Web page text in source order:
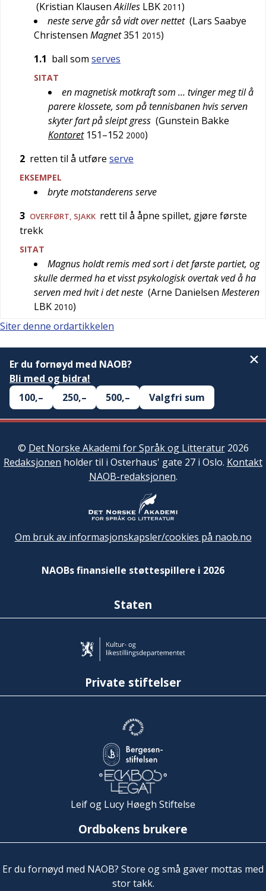
(Kristian Klausen Akilles LBK 2011)
neste serve går så vidt over nettet (Lars Saabye
Christensen Magnet351 2015)
1.1 ball som serves
SITAT
en magnetisk motkraft som … tvinger meg til å
parere klossete, som på tennisbanen hvis serven
skyter fart på sleipt gress (Gunstein Bakke
Kontoret 151–152 2000)
2 retten til å utføre serve
EKSEMPEL
bryte motstanderens serve
3 OVERFØRT, SJAKK rett til å åpne spillet, gjøre første
trekk
SITAT
Magnus holdt remis med sort i det første partiet, og
skulle dermed ha et visst psykologisk overtak ved å ha
serven med hvit i det neste (Arne Danielsen Mesteren
LBK 2010)
Siter denne ordartikkelen
Er du fornøyd med NAOB?
Bli med og bidra!
100,–
250,– 500,– Valgfri sum
© Det Norske Akademi for Språk og Litteratur2026
Redaksjonen holder til i Osterhaus' gate 27 i Oslo. Kontakt
NAOB-redaksjonen.
Om bruk av informasjonskapsler/cookies på naob.no
NAOBs finansielle støttespillere i 2026
Staten
Private stiftelser
Leif og Lucy Høegh Stiftelse
Ordbokens brukere
Er du fornøyd med NAOB? Store og små gaver mottas med
stor takk.